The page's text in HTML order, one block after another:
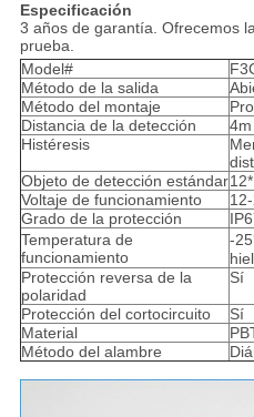
Especificación
3 años de garantía. Ofrecemos
prueba.
Model#
Método de la salida
Método del montaje
Distancia de la detección
Histéresis
Objeto de detección estándar
Voltaje de funcionamiento
Grado de la protección
Temperatura de
funcionamiento
-
Protección reversa de la
polaridad
Sí
Protección del cortocircuito
Sí
Material
Método del alambre